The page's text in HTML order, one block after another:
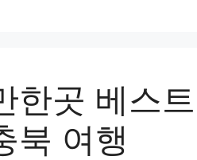
한곳 베스
북 여행